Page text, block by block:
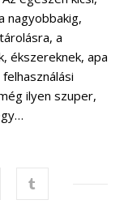
nagyobbakig,
a
ékszereknek, apa
ilyen szuper,